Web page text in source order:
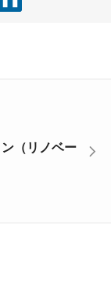
（リノベー